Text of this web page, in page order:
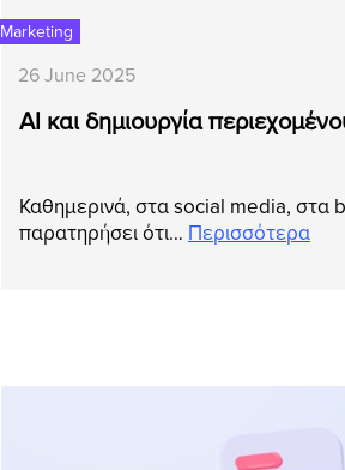
Marketing
26 June 2025
AI και δημιουργία
Καθημερινά, στα social media, στα
παρατηρήσει ότι… Περισσότερα